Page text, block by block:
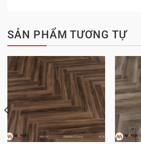
SẢN PHẨM TƯƠNG TỰ